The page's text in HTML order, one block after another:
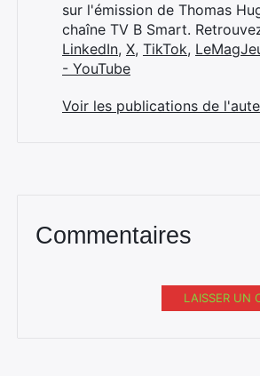
sur l'émission de Thomas
chaîne TV B Smart.
LinkedIn, X, TikTok,
- YouTube
Voir les publications de
Commentaires
LAISSER UN